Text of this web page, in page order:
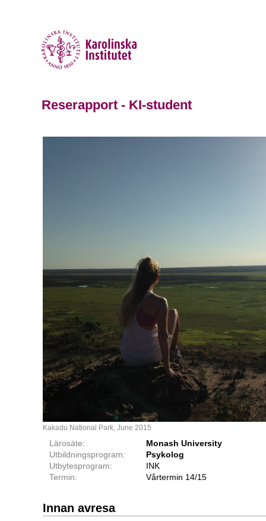
Reserapport - KI-student
Kakadu National Park, June 2015
Lärosäte:
Monash University
Utbildningsprogram:
Psykolog
Utbytesprogram:
INK
Termin:
Vårtermin 14/15
Innan avresa